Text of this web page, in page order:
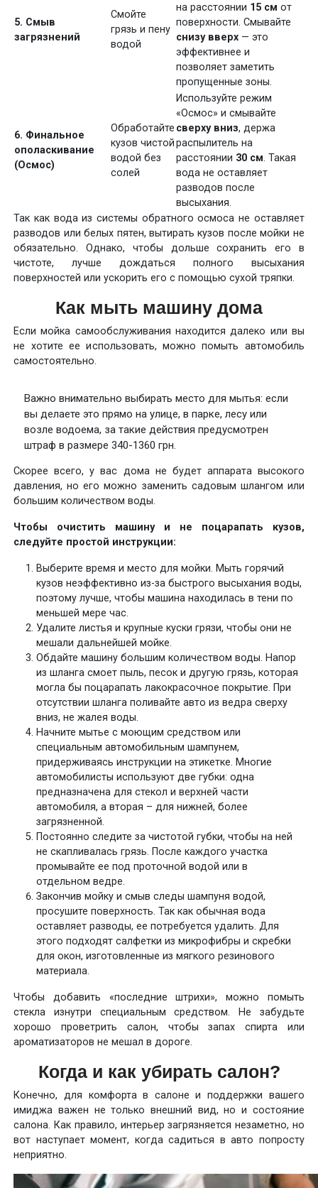
5. Смыв
загрязнений
Смойте
грязь и пену
водой
на расстоянии 15 см от
поверхности. Смывайте
снизу вверх — это
эффективнее и
позволяет заметить
пропущенные зоны.
6. Финальное
ополаскивание
(Осмос)
Обработайте
кузов чистой
водой без
солей
Используйте режим
«Осмос» и смывайте
сверху вниз, держа
распылитель на
расстоянии 30 см. Такая
вода не оставляет
разводов после
высыхания.
Так как вода из системы обратного осмоса не оставляет
разводов или белых пятен, вытирать кузов после мойки не
обязательно. Однако, чтобы дольше сохранить его в
чистоте, лучше дождаться полного высыхания
поверхностей или ускорить его с помощью сухой тряпки.
Как мыть машину дома
Если мойка самообслуживания находится далеко или вы
не хотите ее использовать, можно помыть автомобиль
самостоятельно.
Важно внимательно выбирать место для мытья: если
вы делаете это прямо на улице, в парке, лесу или
возле водоема, за такие действия предусмотрен
штраф в размере 340-1360 грн.
Скорее всего, у вас дома не будет аппарата высокого
давления, но его можно заменить садовым шлангом или
большим количеством воды.
Чтобы очистить машину и не поцарапать кузов,
следуйте простой инструкции:
Выберите время и место для мойки. Мыть горячий
кузов неэффективно из-за быстрого высыхания воды,
поэтому лучше, чтобы машина находилась в тени по
меньшей мере час.
Удалите листья и крупные куски грязи, чтобы они не
мешали дальнейшей мойке.
Обдайте машину большим количеством воды. Напор
из шланга смоет пыль, песок и другую грязь, которая
могла бы поцарапать лакокрасочное покрытие. При
отсутствии шланга поливайте авто из ведра сверху
вниз, не жалея воды.
Начните мытье с моющим средством или
специальным автомобильным шампунем,
придерживаясь инструкции на этикетке. Многие
автомобилисты используют две губки: одна
предназначена для стекол и верхней части
автомобиля, а вторая – для нижней, более
загрязненной.
Постоянно следите за чистотой губки, чтобы на ней
не скапливалась грязь. После каждого участка
промывайте ее под проточной водой или в
отдельном ведре.
Закончив мойку и смыв следы шампуня водой,
просушите поверхность. Так как обычная вода
оставляет разводы, ее потребуется удалить. Для
этого подходят салфетки из микрофибры и скребки
для окон, изготовленные из мягкого резинового
материала.
Чтобы добавить «последние штрихи», можно помыть
стекла изнутри специальным средством. Не забудьте
хорошо проветрить салон, чтобы запах спирта или
ароматизаторов не мешал в дороге.
Когда и как убирать салон?
Конечно, для комфорта в салоне и поддержки вашего
имиджа важен не только внешний вид, но и состояние
салона. Как правило, интерьер загрязняется незаметно, но
вот наступает момент, когда садиться в авто попросту
неприятно.